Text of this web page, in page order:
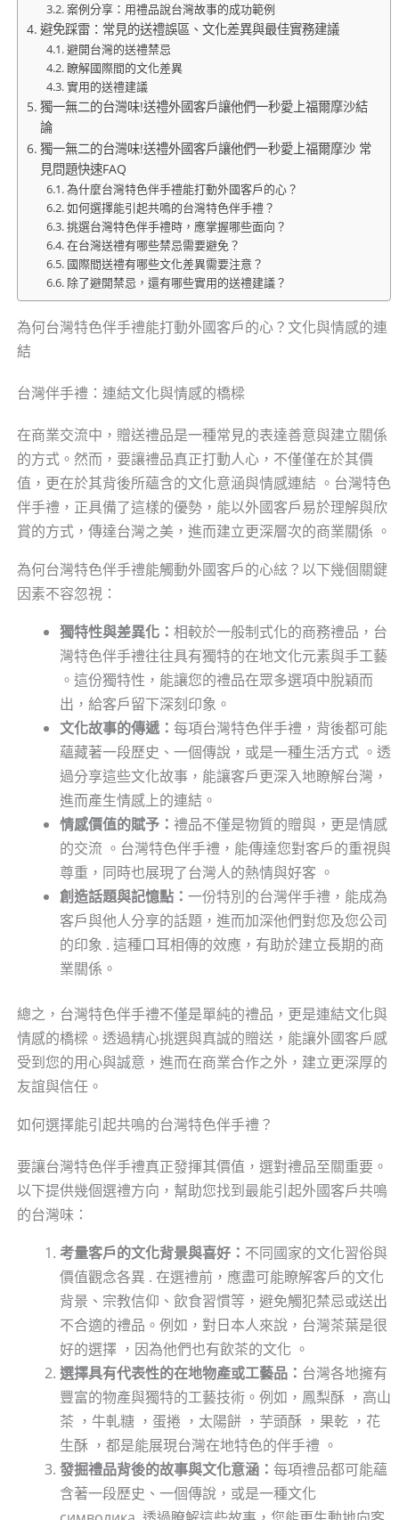
案例分享：用禮品說台灣故事的成功範例
避免踩雷：常見的送禮誤區、文化差異與最佳實務建議
避開台灣的送禮禁忌
瞭解國際間的文化差異
實用的送禮建議
獨一無二的台灣味!送禮外國客戶讓他們一秒愛上福爾摩沙結
論
獨一無二的台灣味!送禮外國客戶讓他們一秒愛上福爾摩沙 常
見問題快速FAQ
為什麼台灣特色伴手禮能打動外國客戶的心？
如何選擇能引起共鳴的台灣特色伴手禮？
挑選台灣特色伴手禮時，應掌握哪些面向？
在台灣送禮有哪些禁忌需要避免？
國際間送禮有哪些文化差異需要注意？
除了避開禁忌，還有哪些實用的送禮建議？
為何台灣特色伴手禮能打動外國客戶的心？文化與情感的連
結
台灣伴手禮：連結文化與情感的橋樑
在商業交流中，贈送禮品是一種常見的表達善意與建立關係
的方式。然而，要讓禮品真正打動人心，不僅僅在於其價
值，更在於其背後所蘊含的文化意涵與情感連結 。台灣特色
伴手禮，正具備了這樣的優勢，能以外國客戶易於理解與欣
賞的方式，傳達台灣之美，進而建立更深層次的商業關係 。
為何台灣特色伴手禮能觸動外國客戶的心絃？以下幾個關鍵
因素不容忽視：
獨特性與差異化： 相較於一般制式化的商務禮品，台
灣特色伴手禮往往具有獨特的在地文化元素與手工藝
。這份獨特性，能讓您的禮品在眾多選項中脫穎而
出，給客戶留下深刻印象。
文化故事的傳遞： 每項台灣特色伴手禮，背後都可能
蘊藏著一段歷史、一個傳說，或是一種生活方式 。透
過分享這些文化故事，能讓客戶更深入地瞭解台灣，
進而產生情感上的連結。
情感價值的賦予： 禮品不僅是物質的贈與，更是情感
的交流 。台灣特色伴手禮，能傳達您對客戶的重視與
尊重，同時也展現了台灣人的熱情與好客 。
創造話題與記憶點： 一份特別的台灣伴手禮，能成為
客戶與他人分享的話題，進而加深他們對您及您公司
的印象 . 這種口耳相傳的效應，有助於建立長期的商
業關係。
總之，台灣特色伴手禮不僅是單純的禮品，更是連結文化與
情感的橋樑。透過精心挑選與真誠的贈送，能讓外國客戶感
受到您的用心與誠意，進而在商業合作之外，建立更深厚的
友誼與信任。
如何選擇能引起共鳴的台灣特色伴手禮？
要讓台灣特色伴手禮真正發揮其價值，選對禮品至關重要。
以下提供幾個選禮方向，幫助您找到最能引起外國客戶共鳴
的台灣味：
考量客戶的文化背景與喜好： 不同國家的文化習俗與
價值觀念各異 . 在選禮前，應盡可能瞭解客戶的文化
背景、宗教信仰、飲食習慣等，避免觸犯禁忌或送出
不合適的禮品。例如，對日本人來說，台灣茶葉是很
好的選擇 ，因為他們也有飲茶的文化 。
選擇具有代表性的在地物產或工藝品： 台灣各地擁有
豐富的物產與獨特的工藝技術。例如，鳳梨酥 ，高山
茶 ，牛軋糖 ，蛋捲 ，太陽餅 ，芋頭酥 ，果乾 ，花
生酥 ，都是能展現台灣在地特色的伴手禮 。
發掘禮品背後的故事與文化意涵： 每項禮品都可能蘊
含著一段歷史、一個傳說，或是一種文化